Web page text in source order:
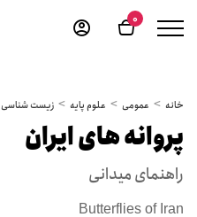
0
خانه عمومی علوم پایه زیست شناسی
پروانه های ایران
راهنمای میدانی
Butterflies of Iran